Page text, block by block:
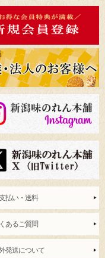
払い・送料
あるご質問
発送について